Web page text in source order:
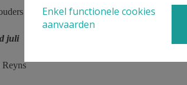
juli
Reyns
Enkel functionele cookies
aanvaarden